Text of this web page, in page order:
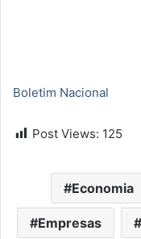
Boletim Nacional
Post Views: 125
Economia
Empresas